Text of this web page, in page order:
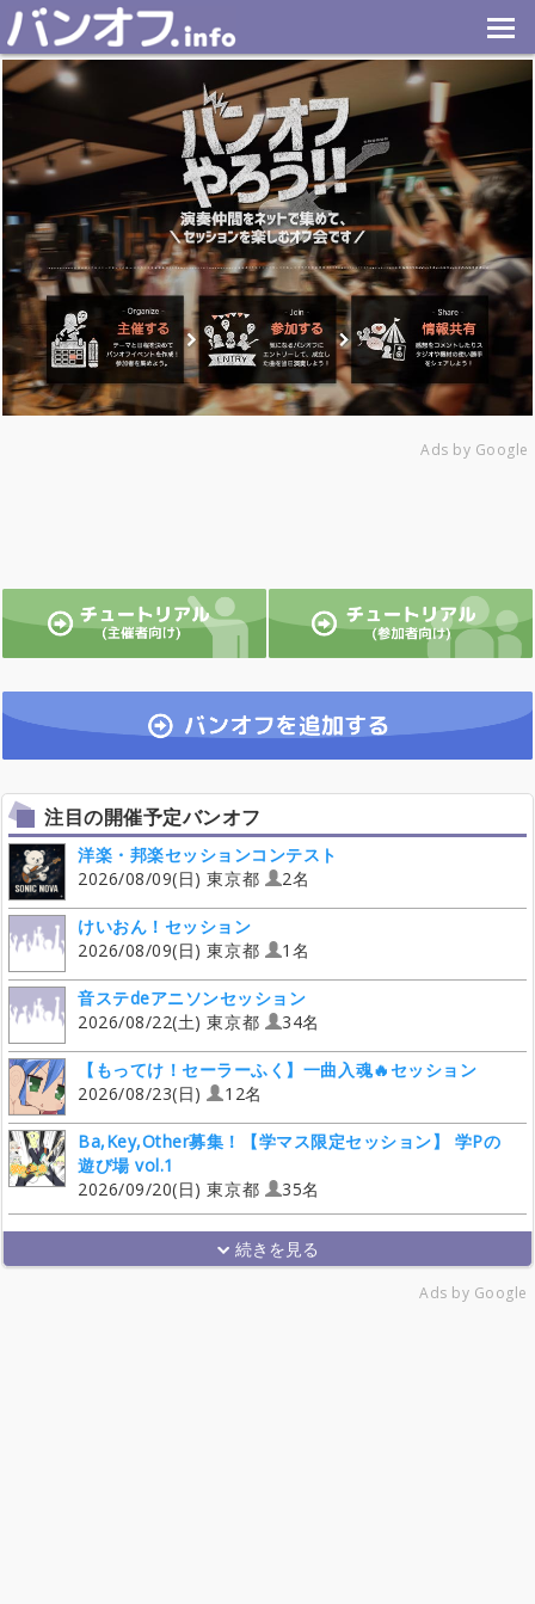
Ads by Google
注目の開催予定バンオフ
洋楽・邦楽セッションコンテスト
2026/08/09(日) 東京都
2名
けいおん！セッション
2026/08/09(日) 東京都
1名
音ステdeアニソンセッション
2026/08/22(土) 東京都
34名
【もってけ！セーラーふく】一曲入魂🔥セッション
2026/08/23(日)
12名
Ba,Key,Other募集！【学マス限定セッション】 学Pの
遊び場 vol.1
2026/09/20(日) 東京都
35名
Ads by Google